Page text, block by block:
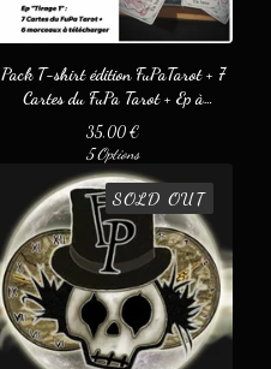
Pack T-shirt édition FuPaTarot + 7
Cartes du FuPa Tarot + Ep à
télécharger
35,00€
5 Options
SOLD OUT